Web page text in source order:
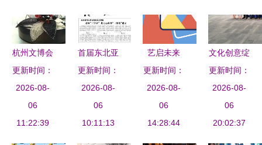
杭州文博会
进入倒计时
三天 七大
看点不容错
过
更新时间：
2026-08-
06
11:22:39
首届东北亚
文化艺术创
意设计博览
会启幕 区
域文化与创
更新时间：
2026-08-
06
10:11:13
艺启未来
第十三届珠
海大学生文
化艺术节主
视觉设计解
更新时间：
2026-08-
06
14:28:44
文化创意绽
放东瀛 我
校旅游管理
专业韩国参
赛斩获佳绩
更新时间：
2026-08-
06
20:02:37